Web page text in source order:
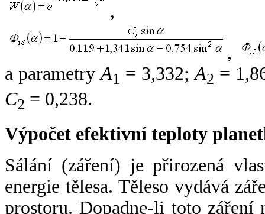
,
,
a parametryA1 = 3,332;A2 =
C2 = 0,238.
Výpočet efektivní teploty
Sálání (záření) je přirozená
energie tělesa. Těleso vydává
prostoru. Dopadne-li toto záření